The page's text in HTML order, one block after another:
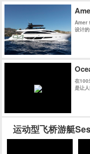
Amer
设计
上史
环保
在100
是让
运动型飞桥游艇